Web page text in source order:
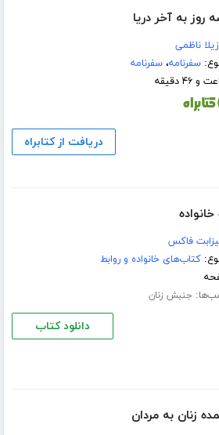
به آخر دریا
ناظمی
سفرنامه،سفرنامه
دریافت از کتابراه
فاکس
کتاب‌های خانواده و روابط
جنبش زنان
دانلود کتاب
زنان به مردان